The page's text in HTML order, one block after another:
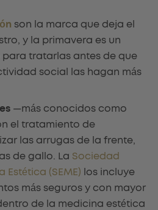
son la marca que deja el
y la primavera es un
tratarlas antes de que
social las hagan más
—más conocidos como
el tratamiento de
las arrugas de la frente,
de gallo. La Sociedad
Estética (SEME) los incluye
más seguros y con mayor
de la medicina estética